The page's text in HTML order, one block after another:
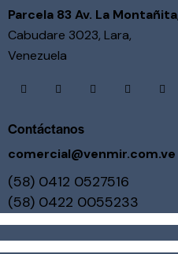
Parcela 83 Av. La Montañita,
Cabudare 3023, Lara,
Venezuela
linkedinfacebook-twitter-instagram
Contáctanos
comercial@venmir.com.ve
(58) 0412 0527516
(58) 0422 0055233